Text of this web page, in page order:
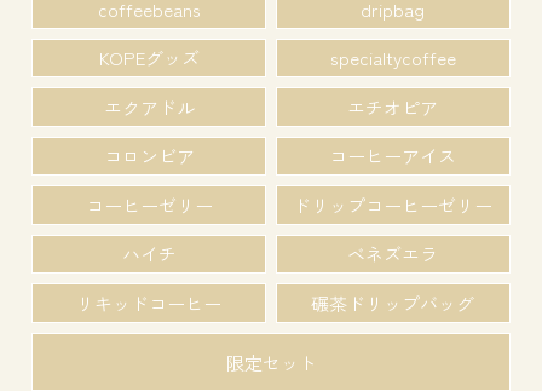
coffeebeans
dripbag
KOPEグッズ
specialtycoffee
エクアドル
エチオピア
コロンビア
コーヒーアイス
コーヒーゼリー
ドリップコーヒーゼリー
ハイチ
ベネズエラ
リキッドコーヒー
碾茶ドリップバッグ
限定セット